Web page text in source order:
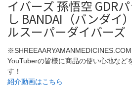
イバーズ 孫悟空 GDR
し BANDAI（バンダイ
ルスーパーダイバーズ
YouTuberの皆様に商品の使い心地など
す！
紹介動画はこちら